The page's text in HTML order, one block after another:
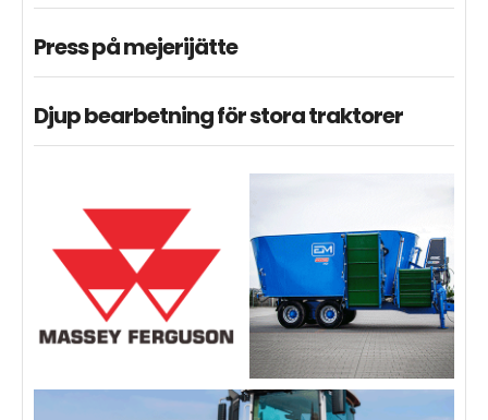
Press på mejerijätte
Djup bearbetning för stora traktorer